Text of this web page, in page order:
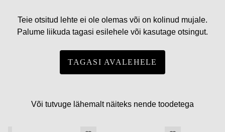
Teie otsitud lehte ei ole olemas või on kolinud mujale.
Palume liikuda tagasi esilehele või kasutage otsingut.
TAGASI AVALEHELE
Või tutvuge lähemalt näiteks nende toodetega